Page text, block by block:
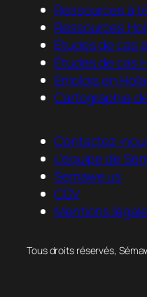
Ressources à
Ressources
Études de cas
Études de cas
Emplois en
Cartographie
Contactez-
L’équipe de
Semawe.us
CGV
Mentions
Tous droits réservés,